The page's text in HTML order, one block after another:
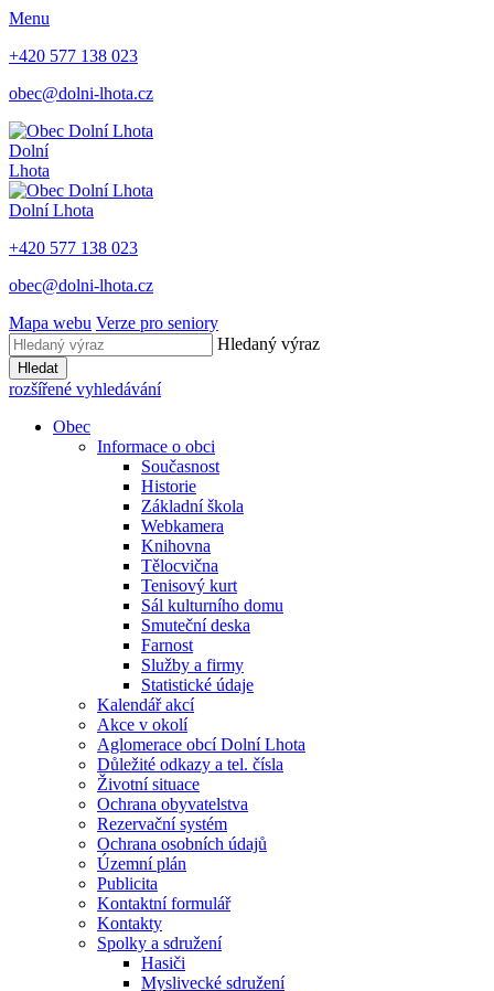
Menu
+420 577 138 023
obec@dolni-lhota.cz
Dolní
Lhota
Dolní Lhota
+420 577 138 023
obec@dolni-lhota.cz
Mapa webu Verze pro seniory
Hledaný výraz
Hledat
rozšířené vyhledávání
Obec
Informace o obci
Současnost
Historie
Základní škola
Webkamera
Knihovna
Tělocvična
Tenisový kurt
Sál kulturního domu
Smuteční deska
Farnost
Služby a firmy
Statistické údaje
Kalendář akcí
Akce v okolí
Aglomerace obcí Dolní Lhota
Důležité odkazy a tel. čísla
Životní situace
Ochrana obyvatelstva
Rezervační systém
Ochrana osobních údajů
Územní plán
Publicita
Kontaktní formulář
Kontakty
Spolky a sdružení
Hasiči
Myslivecké sdružení